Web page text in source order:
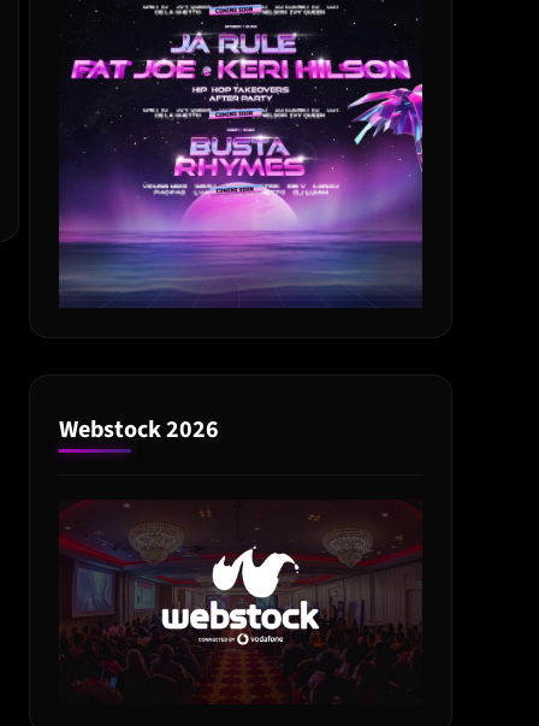
Webstock 2026